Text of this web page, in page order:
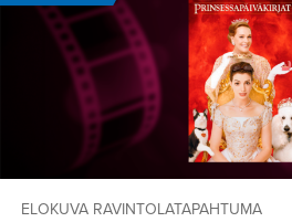
ELOKUVA RAVINTOLATAPAHTUMA